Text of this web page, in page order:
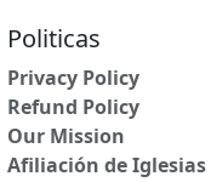
Politicas
Privacy Policy
Refund Policy
Our Mission
Afiliación de Iglesias